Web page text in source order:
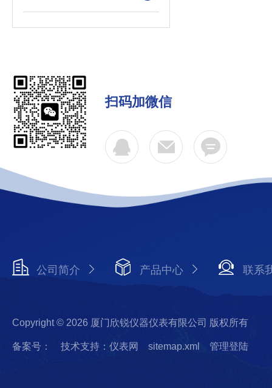
扫码加微信
公司简介 产品中心 联系
Copyright © 2026 厦门欣锐仪器仪表有限公司 版权所有
备案号： 技术支持：仪表网 sitemap.xml 管理登陆